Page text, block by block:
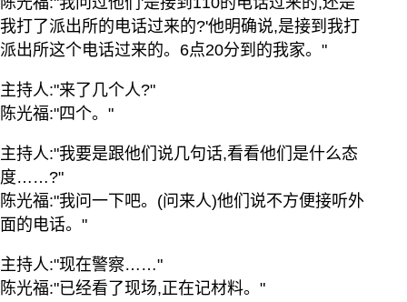
我打了派出所的电话过来的?'他明确说,是接到我打
派出所这个电话过来的。6点20分到的我家。"
主持人:"来了几个人?"
陈光福:"四个。"
主持人:"我要是跟他们说几句话,看看他们是什么态
度……?"
陈光福:"我问一下吧。(问来人)他们说不方便接听外
面的电话。"
主持人:"现在警察……"
陈光福:"已经看了现场,正在记材料。"